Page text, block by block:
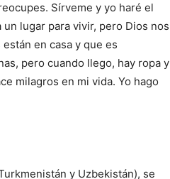
Sírveme y yo haré el
un lugar para vivir, pero Dios nos
en casa y que es
pero cuando llego, hay ropa y
milagros en mi vida. Yo hago
y Uzbekistán), se